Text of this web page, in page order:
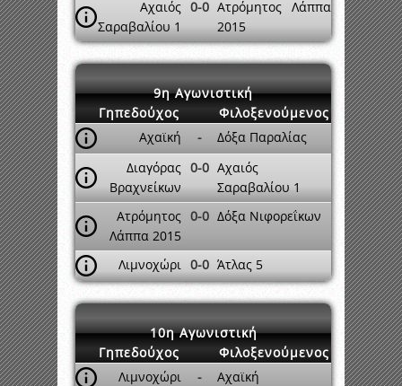
Αχαιός
Σαραβαλίου 1
0-0 Ατρόμητος Λάππα
2015
9η Αγωνιστική
Γηπεδούχος
Φιλοξενούμενος
Αχαϊκή
-
Δόξα Παραλίας
Διαγόρας
Βραχνείκων
0-0 Αχαιός
Σαραβαλίου 1
Ατρόμητος
Λάππα 2015
0-0 Δόξα Νιφορεΐκων
Λιμνοχώρι 0-0 Άτλας 5
10η Αγωνιστική
Γηπεδούχος
Φιλοξενούμενος
Λιμνοχώρι
-
Αχαϊκή